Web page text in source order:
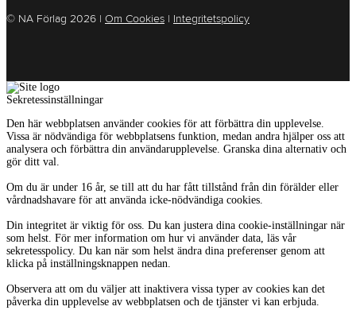
© NA Förlag 2026 | Om Cookies | Integritetspolicy
Sekretessinställningar
Den här webbplatsen använder cookies för att förbättra din upplevelse.
Vissa är nödvändiga för webbplatsens funktion, medan andra hjälper oss att
analysera och förbättra din användarupplevelse. Granska dina alternativ och
gör ditt val.
Om du är under 16 år, se till att du har fått tillstånd från din förälder eller
vårdnadshavare för att använda icke-nödvändiga cookies.
Din integritet är viktig för oss. Du kan justera dina cookie-inställningar när
som helst. För mer information om hur vi använder data, läs vår
sekretesspolicy. Du kan när som helst ändra dina preferenser genom att
klicka på inställningsknappen nedan.
Observera att om du väljer att inaktivera vissa typer av cookies kan det
påverka din upplevelse av webbplatsen och de tjänster vi kan erbjuda.